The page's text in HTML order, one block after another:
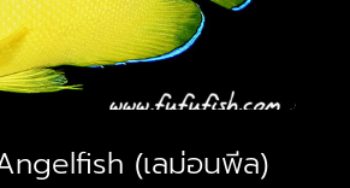
(เลม่อนพีล)